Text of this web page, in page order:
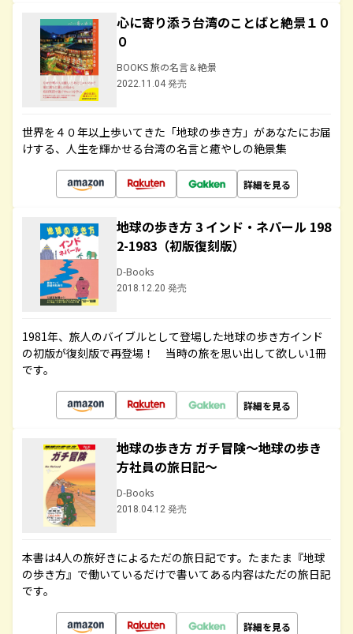
心に寄り添う台湾のことばと絶景１０
０
BOOKS 旅の名言＆絶景
2022.11.04 発売
世界を４０年以上歩いてきた「地球の歩き方」があなたにお届
けする、人生を輝かせる台湾の名言と癒やしの絶景集
詳細を見る
地球の歩き方 3 インド・ネパール 198
2-1983（初版復刻版）
D-Books
2018.12.20 発売
1981年、旅人のバイブルとして登場した地球の歩き方インド
の初版が復刻版で再登場！ 当時の旅を思い出して欲しい1冊
です。
詳細を見る
地球の歩き方 ガチ冒険～地球の歩き
方社員の旅日記～
D-Books
2018.04.12 発売
本書は4人の旅好きによるただの旅日記です。たまたま『地球
の歩き方』で働いているだけで書いてある内容はただの旅日記
です。
詳細を見る